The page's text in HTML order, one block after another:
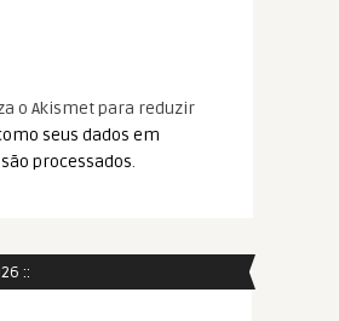
o Akismet para reduzir
seus dados em
processados.
::